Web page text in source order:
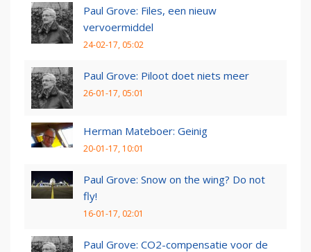
Paul Grove: Files, een nieuw
vervoermiddel
24-02-17, 05:02
Paul Grove: Piloot doet niets meer
26-01-17, 05:01
Herman Mateboer: Geinig
20-01-17, 10:01
Paul Grove: Snow on the wing? Do not
fly!
16-01-17, 02:01
Paul Grove: CO2-compensatie voor de